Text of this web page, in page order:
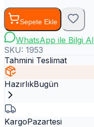
Sepete Ekle
WhatsApp ile Bilgi Al
SKU: 1953
Tahmini Teslimat
HazırlıkBugün
KargoPazartesi